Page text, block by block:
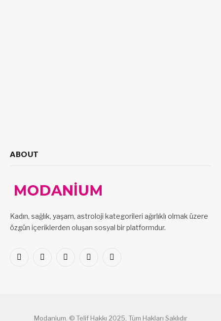
ABOUT
Kadın, sağlık, yaşam, astroloji kategorileri ağırlıklı olmak üzere
özgün içeriklerden oluşan sosyal bir platformdur.
Facebook
X
PinterestLinkedInVKontakte
Modanium. © Telif Hakkı 2025, Tüm Hakları Saklıdır